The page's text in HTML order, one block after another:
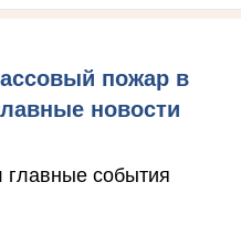
пожар в
новости
главные события